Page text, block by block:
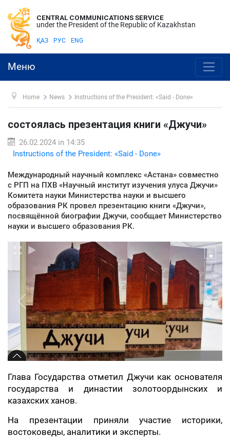
CENTRAL COMMUNICATIONS SERVICE
under the President of the Republic of Kazakhstan
ҚАЗ РУС ENG
Меню
Home News Instructions of the President: «Said - Done»
состоялась презентация книги «Джучи»
26.02.2024 in 14:35
Instructions of the President: «Said - Done»
Международный научный комплекс «Астана» совместно
с РГП на ПХВ «Научный институт изучения улуса Джучи»
Комитета науки Министерства науки и высшего
образования РК провел презентацию книги «Джучи»,
посвящённой биографии Джучи, сообщает Министерство
науки и высшего образования РК.
Глава Государства отметил Джучи как основателя
государства и династии золотоордынских и
казахских ханов.
На презентации приняли участие историки,
востоковеды, аналитики и эксперты.